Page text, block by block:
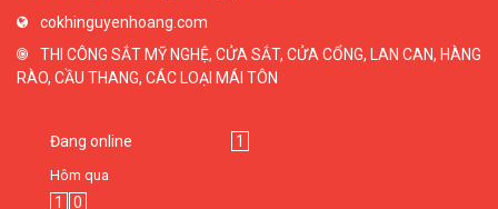
cokhinguyenhoang.com
THI CÔNG SẮT MỸ NGHỆ, CỬA SẮT, CỬA CỔNG, LAN CAN, HÀNG
RÀO, CẦU THANG, CÁC LOẠI MÁI TÔN
Đang online 1
Hôm qua
1 0